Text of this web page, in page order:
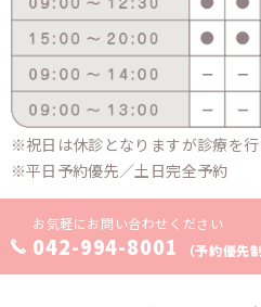
祝日は休診となりますが診療を行
平日予約優先／土日完全予約
お気軽にお問い合わせください
042-994-8001 （予約優先制